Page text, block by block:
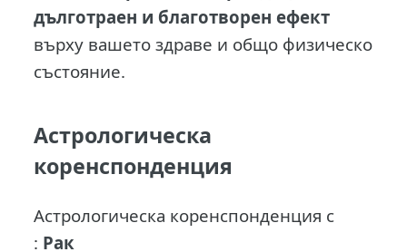
дълготраен и благотворен ефект
върху вашето здраве и общо физическо
състояние.
Астрологическа
коренспонденция
Астрологическа коренспонденция с
: Рак